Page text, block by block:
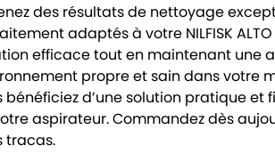
des résultats de nettoyage
adaptés à votre NILFISK
efficace tout en maintenant une
propre et sain dans votre
bénéficiez d’une solution pratique
aspirateur. Commandez dès
tracas.